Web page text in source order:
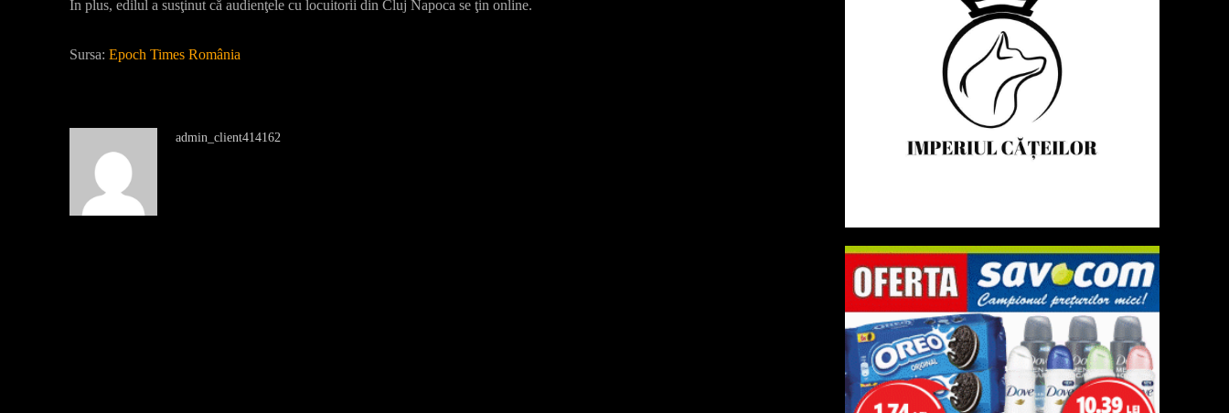
În plus, edilul a susţinut că audienţele cu locuitorii din Cluj Napoca se ţin online.
Sursa: Epoch Times România
admin_client414162